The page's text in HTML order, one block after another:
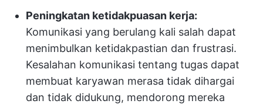
Peningkatan ketidakpuasan kerja:
Komunikasi yang berulang kali salah dapat
menimbulkan ketidakpastian dan frustrasi.
Kesalahan komunikasi tentang tugas dapat
membuat karyawan merasa tidak dihargai
dan tidak didukung, mendorong mereka